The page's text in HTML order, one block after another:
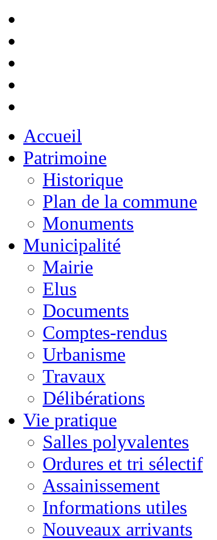
Accueil
Patrimoine
Historique
Plan de la commune
Monuments
Municipalité
Mairie
Elus
Documents
Comptes-rendus
Urbanisme
Travaux
Délibérations
Vie pratique
Salles polyvalentes
Ordures et tri sélectif
Assainissement
Informations utiles
Nouveaux arrivants